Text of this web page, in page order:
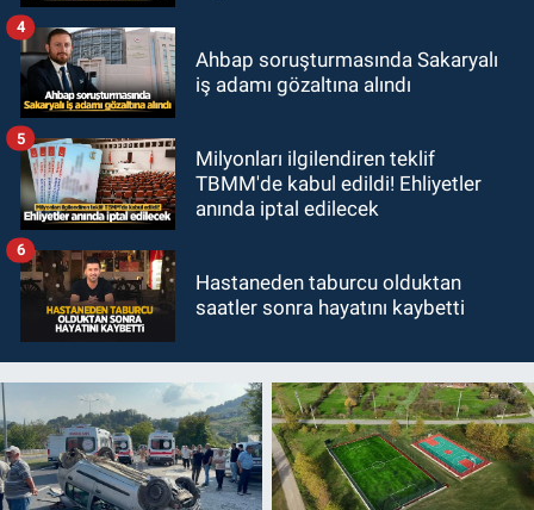
Ahbap soruşturmasında Sakaryalı
iş adamı gözaltına alındı
4
Milyonları ilgilendiren teklif
TBMM'de kabul edildi! Ehliyetler
anında iptal edilecek
5
Hastaneden taburcu olduktan
saatler sonra hayatını kaybetti
6